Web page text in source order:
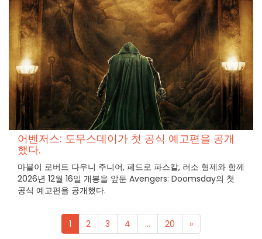
어벤저스: 도무스데이가 첫 공식 예고편을 공개
했다.
마블이 로버트 다우니 주니어, 페드로 파스칼, 러소 형제와 함께
2026년 12월 16일 개봉을 앞둔 Avengers: Doomsday의 첫
공식 예고편을 공개했다.
1 2 3 4 ... 20 »